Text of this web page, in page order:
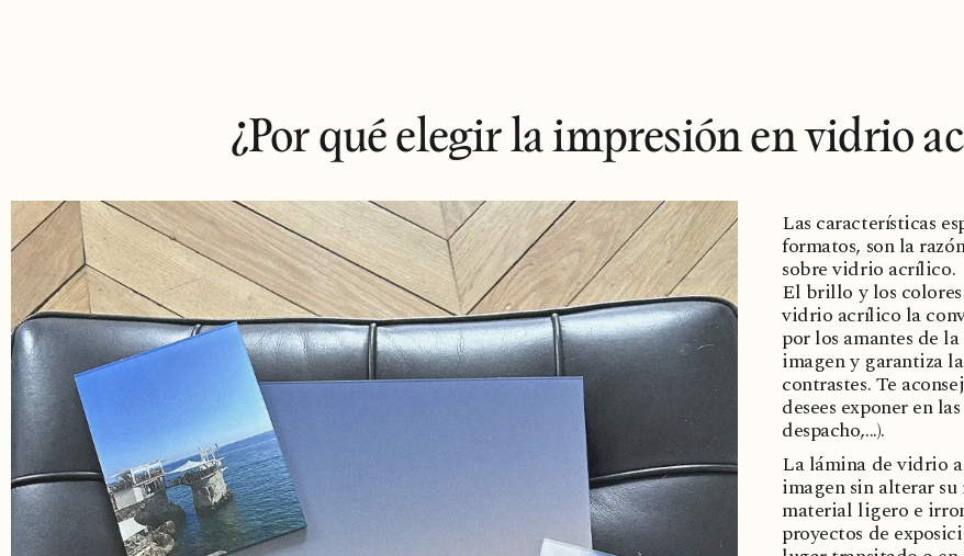
¿Por qué elegir la impresión en vidrio
Las características
formatos, son la
sobre vidrio acrílico.
El brillo y los
vidrio acrílico la
por los amantes de
imagen y garantiza
contrastes. Te
desees exponer en
despacho,...).
La lámina de vidrio
imagen sin alterar
material ligero e
proyectos de